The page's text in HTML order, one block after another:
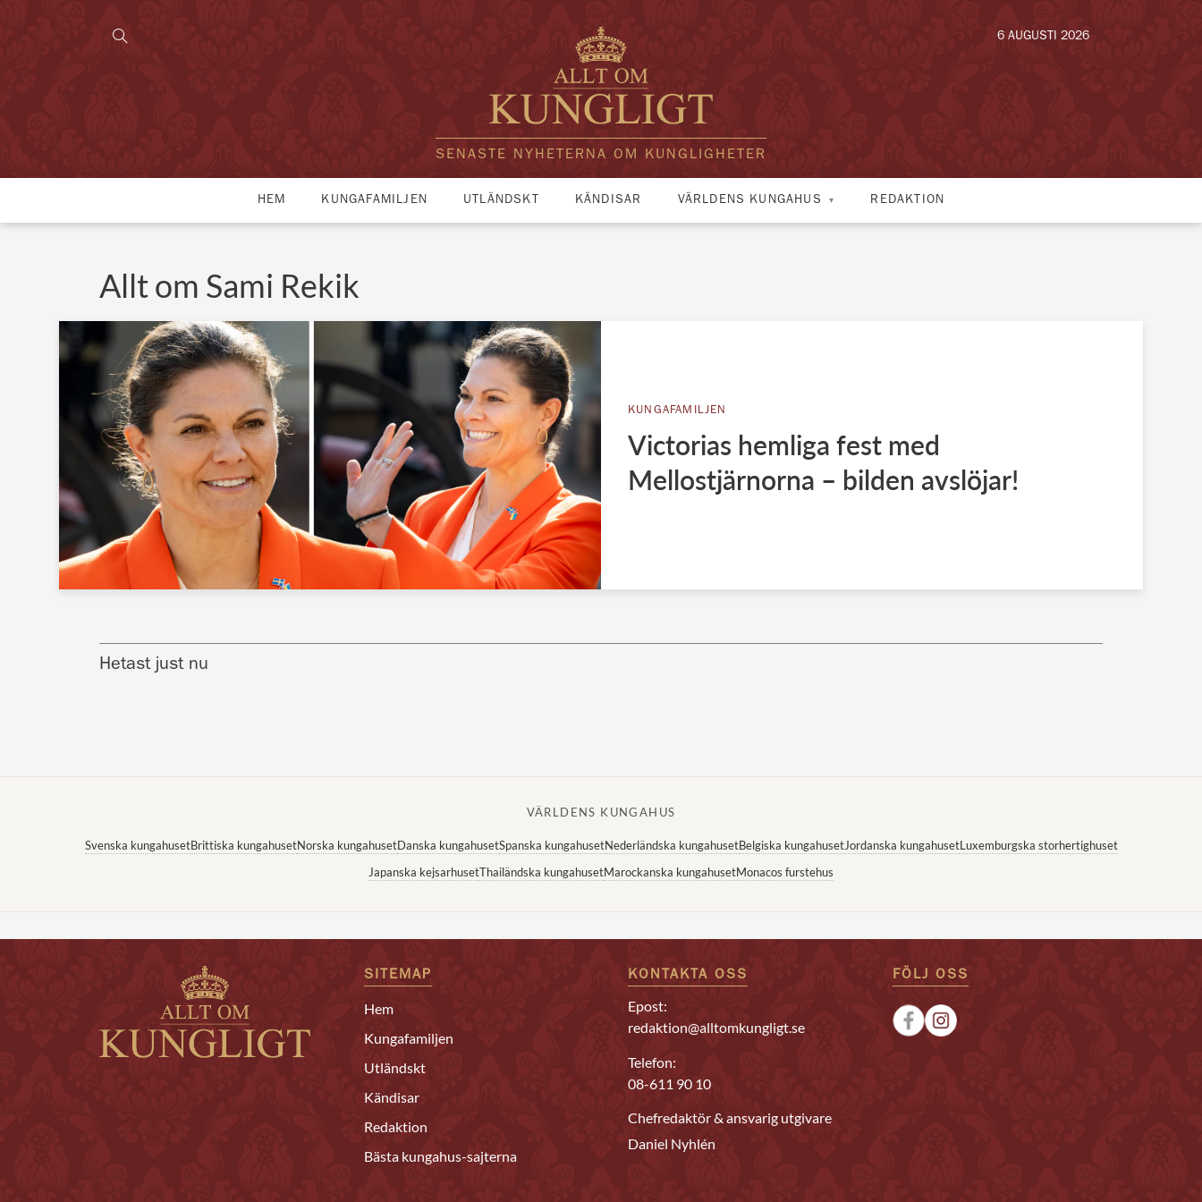
SENASTE NYHETERNA OM KUNGLIGHETER
6 AUGUSTI 2026
HEM KUNGAFAMILJEN UTLÄNDSKT KÄNDISAR VÄRLDENS KUNGAHUS REDAKTION
Allt om Sami Rekik
KUNGAFAMILJEN
Victorias hemliga fest med
Mellostjärnorna – bilden avslöjar!
Hetast just nu
VÄRLDENS KUNGAHUS
Svenska kungahusetBrittiska kungahusetNorska kungahusetDanska kungahusetSpanska kungahusetNederländska kungahusetBelgiska kungahusetJordanska kungahusetLuxemburgska storhertighuset
Japanska kejsarhusetThailändska kungahusetMarockanska kungahusetMonacos furstehus
SITEMAP
Hem
Kungafamiljen
Utländskt
Kändisar
Redaktion
Bästa kungahus-sajterna
KONTAKTA OSS
Epost:
redaktion@alltomkungligt.se
Telefon:
08-611 90 10
Chefredaktör & ansvarig utgivare
Daniel Nyhlén
FÖLJ OSS